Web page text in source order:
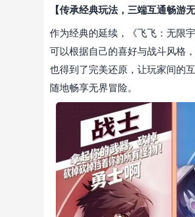
【传承经典玩法，三端互通畅游无
作为经典的延续，《飞飞：无限
可以根据自己的喜好与战斗风格
也得到了完美还原，让玩家间的
随地畅享无界冒险。